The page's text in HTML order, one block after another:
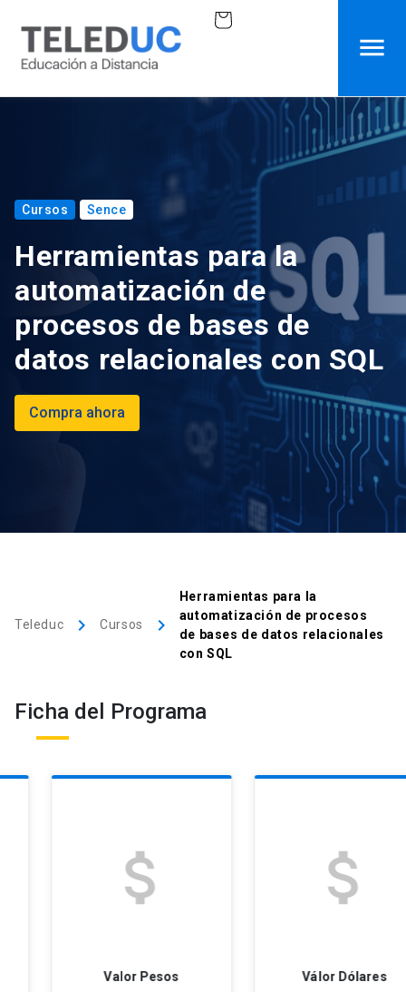
directamente
contenido
Carrito
Cursos Sence
Herramientas para la
automatización de
procesos de bases de
datos relacionales con SQL
Compra ahora
Teleduc keyboard_arrow_right Cursos keyboard_arrow_right
Herramientas para la
automatización de procesos
de bases de datos relacionales
con SQL
Ficha del Programa
Valor Pesos Válor Dólares